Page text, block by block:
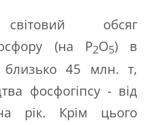
обсяг
(на P2O5) в
45 млн. т,
фосфогіпсу - від
рік. Крім цього